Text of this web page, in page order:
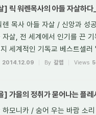
] 릭 워렌목사의 아들 자살
렌 목사 아들 자살 / 신앙과
자살, 전 세계에서 인기를 끈
세계적인 기독교 베스트셀러
2014.12.09 By 갈렙 Views
] 가을의 정취가 묻어나는 플레
하모니카 / 숨어 우는 바람 소리